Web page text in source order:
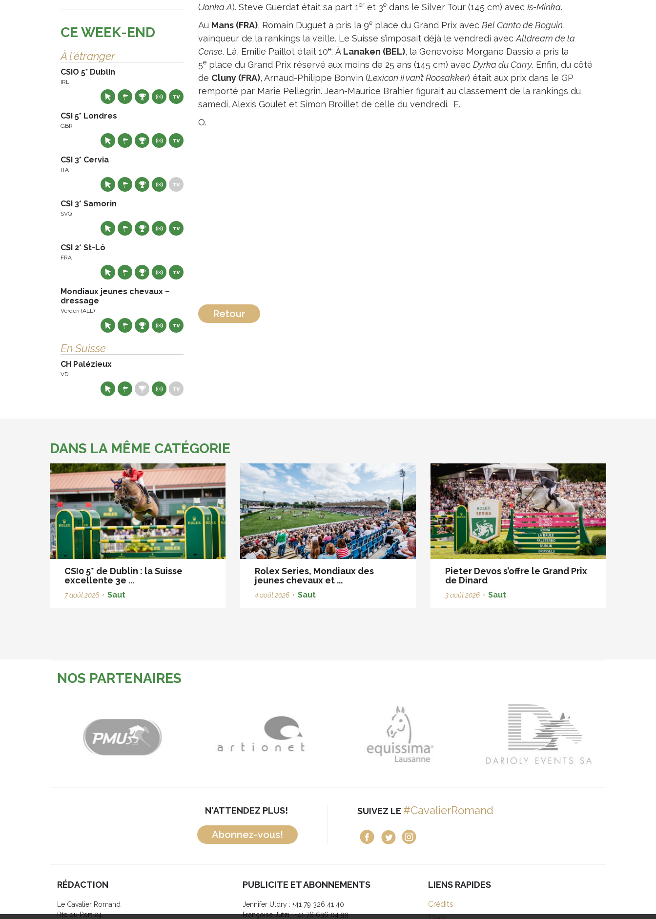
(Jonka A). Steve Guerdat était sa part 1eret 3edans le Silver Tour (145 cm) avec Is-Minka.
Au Mans (FRA), Romain Duguet a pris la 9eplace du Grand Prix avec Bel Canto de Boguin,
vainqueur de la rankings la veille. Le Suisse s’imposait déjà le vendredi avec Alldream de la
Cense. Là, Emilie Paillot était 10e. À Lanaken (BEL), la Genevoise Morgane Dassio a pris la
5eplace du Grand Prix réservé aux moins de 25 ans (145 cm) avec Dyrka du Carry. Enfin, du côté
de Cluny (FRA), Arnaud-Philippe Bonvin (Lexicon II van’t Roosakker) était aux prix dans le GP
remporté par Marie Pellegrin. Jean-Maurice Brahier figurait au classement de la rankings du
samedi, Alexis Goulet et Simon Broillet de celle du vendredi. E.
O.
Retour
CE WEEK-END
À l'étranger
CSIO 5* Dublin
IRL
CSI 5* Londres
GBR
CSI 3* Cervia
ITA
CSI 3* Samorin
SVQ
CSI 2* St-Lô
FRA
Mondiaux jeunes chevaux –
dressage
Verden (ALL)
En Suisse
CH Palézieux
VD
DANS LA MÊME CATÉGORIE
CSI0 5* de Dublin : la Suisse
excellente 3e ...
7 août 2026 • Saut
Rolex Series, Mondiaux des
jeunes chevaux et ...
4 août 2026 • Saut
Pieter Devos s’offre le Grand Prix
de Dinard
3 août 2026 • Saut
NOS PARTENAIRES
N'ATTENDEZ PLUS!
Abonnez-vous!
SUIVEZ LE #CavalierRomand
RÉDACTION
Le Cavalier Romand
Rte du Port 24
PUBLICITE ET ABONNEMENTS
Jennifer Uldry : +41 79 326 41 40
Françoise Jutzi : +41 78 636 04 99
LIENS RAPIDES
Crédits